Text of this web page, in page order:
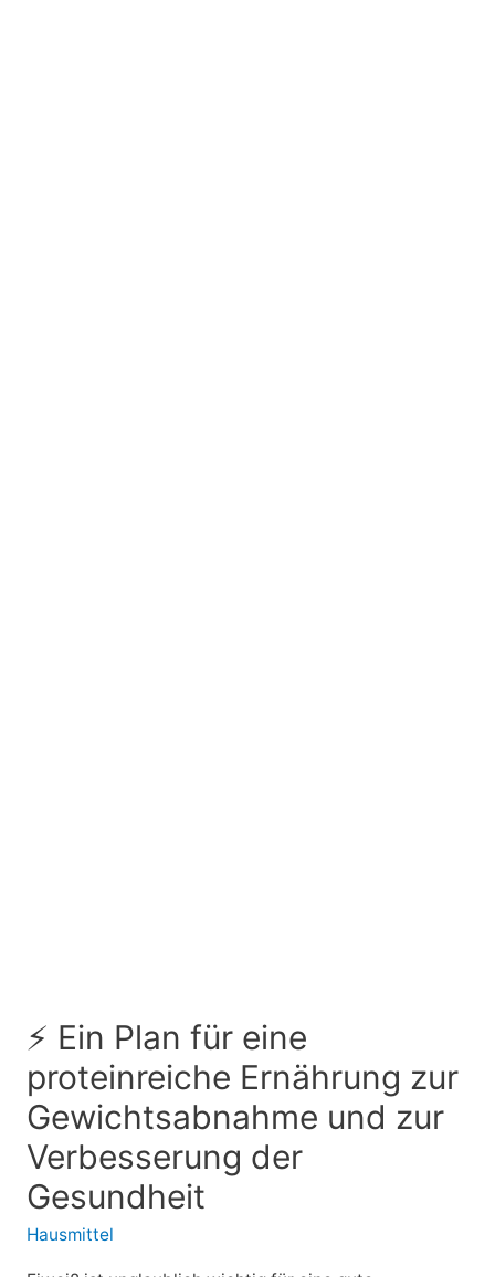
⚡ Ein Plan für eine
proteinreiche Ernährung zur
Gewichtsabnahme und zur
Verbesserung der
Gesundheit
Hausmittel